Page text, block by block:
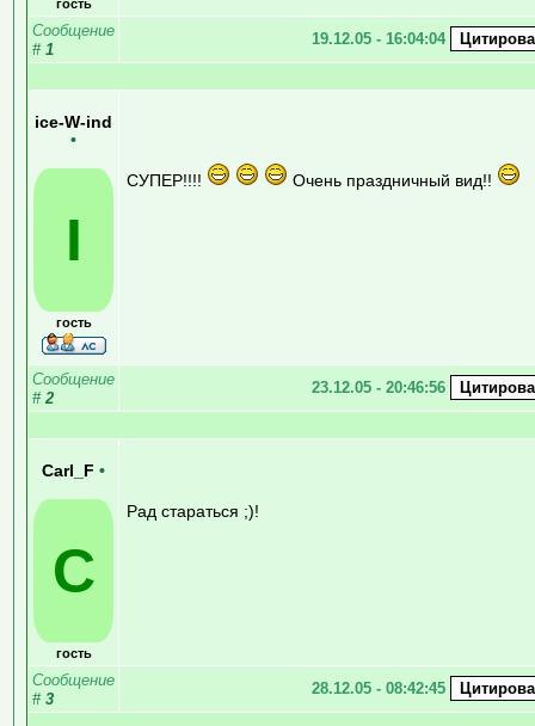
гость
Сообщение
# 1
19.12.05 - 16:04:04
ice-W-ind
•
I
гость
СУПЕР!!!! Очень праздничный вид!!
Сообщение
# 2
23.12.05 - 20:46:56
Carl_F •
C
гость
Рад стараться ;)!
Сообщение
# 3
28.12.05 - 08:42:45